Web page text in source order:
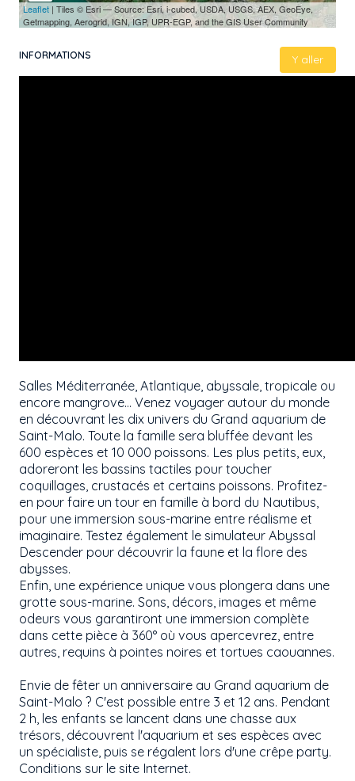
Leaflet | Tiles © Esri — Source: Esri, i-cubed, USDA, USGS, AEX, GeoEye,
Getmapping, Aerogrid, IGN, IGP, UPR-EGP, and the GIS User Community
Y aller
INFORMATIONS
Salles Méditerranée, Atlantique, abyssale, tropicale ou
encore mangrove... Venez voyager autour du monde
en découvrant les dix univers du Grand aquarium de
Saint-Malo. Toute la famille sera bluffée devant les
600 espèces et 10 000 poissons. Les plus petits, eux,
adoreront les bassins tactiles pour toucher
coquillages, crustacés et certains poissons. Profitez-
en pour faire un tour en famille à bord du Nautibus,
pour une immersion sous-marine entre réalisme et
imaginaire. Testez également le simulateur Abyssal
Descender pour découvrir la faune et la flore des
abysses.
Enfin, une expérience unique vous plongera dans une
grotte sous-marine. Sons, décors, images et même
odeurs vous garantiront une immersion complète
dans cette pièce à 360° où vous apercevrez, entre
autres, requins à pointes noires et tortues caouannes.
Envie de fêter un anniversaire au Grand aquarium de
Saint-Malo ? C'est possible entre 3 et 12 ans. Pendant
2 h, les enfants se lancent dans une chasse aux
trésors, découvrent l'aquarium et ses espèces avec
un spécialiste, puis se régalent lors d'une crêpe party.
Conditions sur le site Internet.